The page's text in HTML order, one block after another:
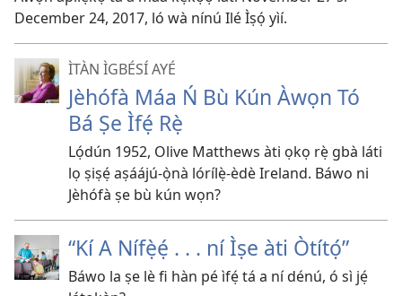
December 24, 2017, ló wà nínú Ilé Ìṣọ́ yìí.
ÌTÀN ÌGBÉSÍ AYÉ
Jèhófà Máa Ń Bù Kún Àwọn Tó
Bá Ṣe Ìfẹ́ Rẹ̀
Lọ́dún 1952, Olive Matthews àti ọkọ rẹ̀ gbà láti
lọ ṣiṣẹ́ aṣáájú-ọ̀nà lórílẹ̀-èdè Ireland. Báwo ni
Jèhófà ṣe bù kún wọn?
“Kí A Nífẹ̀ẹ́ . . . ní Ìṣe àti Òtítọ́”
Báwo la ṣe lè fi hàn pé ìfẹ́ tá a ní dénú, ó sì jẹ́